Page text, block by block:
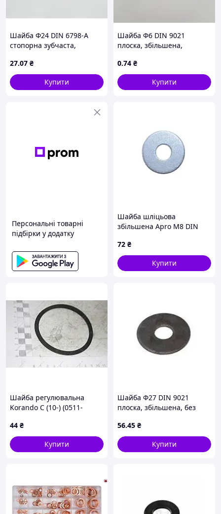
Шайба Ф24 DIN 6798-А
стопорна зубчаста,
27.07 ₴
Купити
Шайба Ф6 DIN 9021
плоска, збільшена,
0.74 ₴
Купити
Персональні товарні
підбірки у додатку
Шайба шліцьова
збільшена Apro М8 DIN
72 ₴
Купити
Шайба регулювальна
Korando C (10-) (0511-
44 ₴
Купити
Шайба Ф27 DIN 9021
плоска, збільшена, без
56.45 ₴
Купити